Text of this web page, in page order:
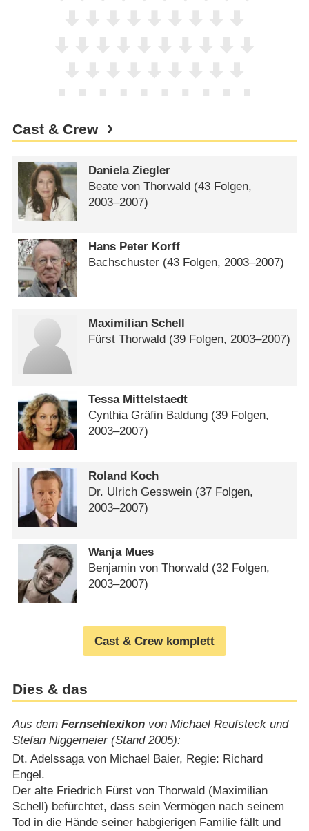
Cast & Crew
Daniela Ziegler
Beate von Thorwald (43 Folgen,
2003⁠–⁠2007)
Hans Peter Korff
Bachschuster (43 Folgen, 2003⁠–⁠2007)
Maximilian Schell
Fürst Thorwald (39 Folgen, 2003⁠–⁠2007)
Tessa Mittelstaedt
Cynthia Gräfin Baldung (39 Folgen,
2003⁠–⁠2007)
Roland Koch
Dr. Ulrich Gesswein (37 Folgen,
2003⁠–⁠2007)
Wanja Mues
Benjamin von Thorwald (32 Folgen,
2003⁠–⁠2007)
Cast & Crew komplett
Dies & das
Aus dem Fernsehlexikonvon Michael Reufsteck und
Stefan Niggemeier (Stand 2005):
Dt. Adelssaga von Michael Baier, Regie: Richard
Engel.
Der alte Friedrich Fürst von Thorwald (Maximilian
Schell) befürchtet, dass sein Vermögen nach seinem
Tod in die Hände seiner habgierigen Familie fällt und